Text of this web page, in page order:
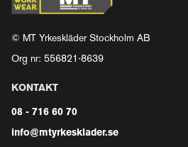
© MT Yrkeskläder Stockholm AB
Org nr: 556821-8639
KONTAKT
08 - 716 60 70
info@mtyrkesklader.se